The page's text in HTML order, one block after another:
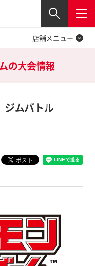
閉じる
店舗メニュー
の大会情報
ジムバトル